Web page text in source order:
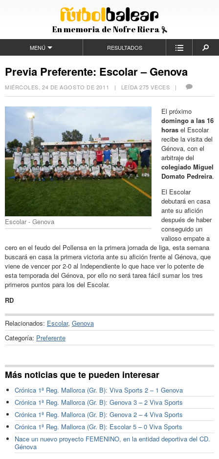
En memoria de Nofre Riera
MENÚ RESULTADOS
Previa Preferente: Escolar – Genova
MIÉRCOLES, 24 DE AGOSTO DE 2011 | LEÍDA 275 VECES |
Escolar - Genova
El próximo
domingo a las 16
horas el Escolar
recibe la visita del
Génova, con el
arbitraje del
colegiado Miguel
Domato Pedreira.
El Escolar
debutará en casa
ante su afición
después de haber
conseguido un
valioso empate a
cero en el feudo del Pollensa en la primera jornada de liga, esta semana
buscará en casa la primera victoria ante su afición frente al Génova, que
viene de vencer por 2-0 al Independiente lo que hace ver lo potente de
esta temporada del Génova, por ello no será tarea fácil sumar los tres
primeros puntos para los del Escolar.
RD
Relacionados: Escolar, Genova
Categoría: Preferente
Más noticias que te pueden interesar
Crónica 1ª Reg. Mallorca (Gr. B): Viva Sports 2 – 1 Genova
Crónica 1ª Reg. Mallorca (Gr. B): Genova 3 – 2 Viva Sports
Crónica 1ª Reg. Mallorca (Gr. B): Genova 2 – 4 Viva Sports
Crónica 1ª Reg. Mallorca (Gr. B): Escolar 5 – 0 Viva Sports
Nace un nuevo proyecto FEMENINO, en la entidad deportiva del CD.
Génova